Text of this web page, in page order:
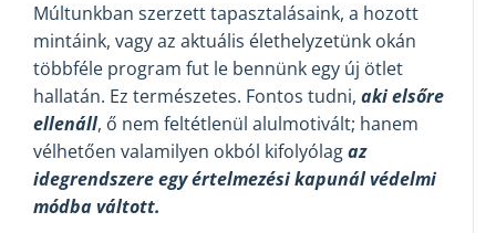
Múltunkban szerzett tapasztalásaink, a hozott
mintáink, vagy az aktuális élethelyzetünk okán
többféle program fut le bennünk egy új ötlet
hallatán. Ez természetes. Fontos tudni, aki elsőre
ellenáll, ő nem feltétlenül alulmotivált; hanem
vélhetően valamilyen okból kifolyólagaz
idegrendszere egy értelmezési kapunál védelmi
módba váltott.